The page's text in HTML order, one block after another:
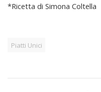
*Ricetta di Simona Coltella
Piatti Unici